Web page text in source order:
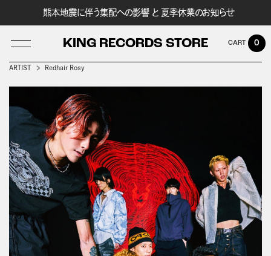
熊本地震に伴う集配への影響 と 夏季休業のお知らせ
KING RECORDS STORE
LOG IN
0
ARTIST Redhair Rosy